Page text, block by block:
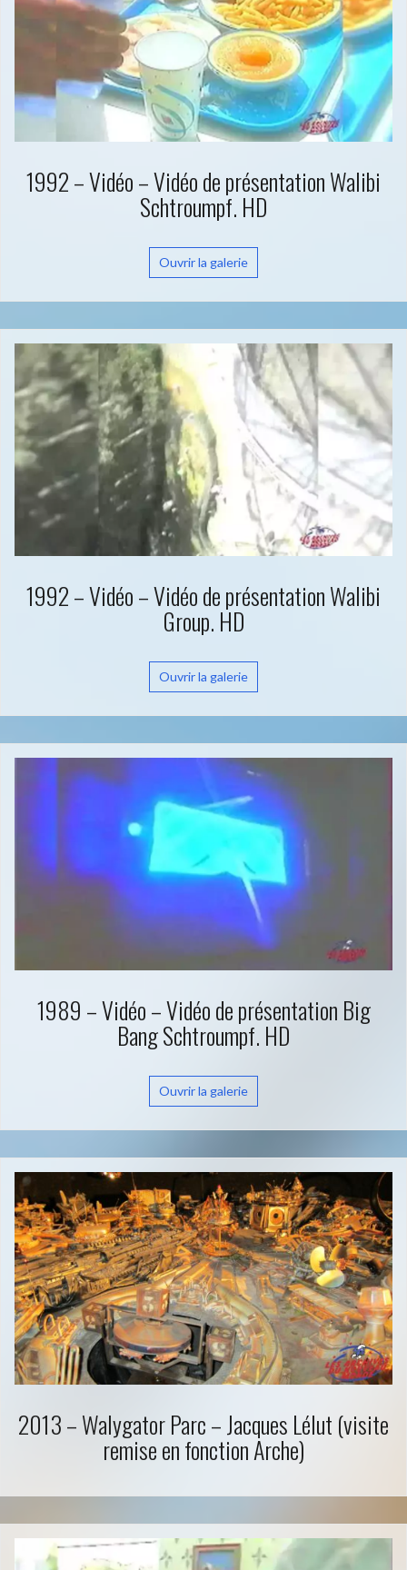
1992 – Vidéo – Vidéo de présentation Walibi
Schtroumpf. HD
Ouvrir la galerie
1992 – Vidéo – Vidéo de présentation Walibi
Group. HD
Ouvrir la galerie
1989 – Vidéo – Vidéo de présentation Big
Bang Schtroumpf. HD
Ouvrir la galerie
2013 – Walygator Parc – Jacques Lélut (visite
remise en fonction Arche)